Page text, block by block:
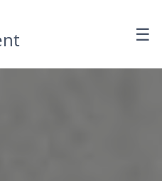
☰